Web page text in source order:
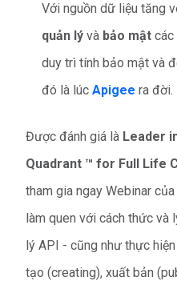
Với nguồn dữ liệu tăng
quản lývàbảo mậtcác
duy trì tính bảo mật và
đó là lúc Apigee ra đời.
Được đánh giá là Leader
Quadrant ™ for Full Life
tham gia ngay Webinar của
làm quen với cách thức và
lý API - cũng như thực
tạo (creating), xuất bản